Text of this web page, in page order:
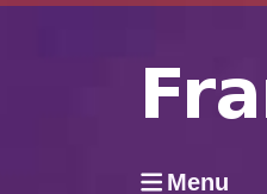
Menu